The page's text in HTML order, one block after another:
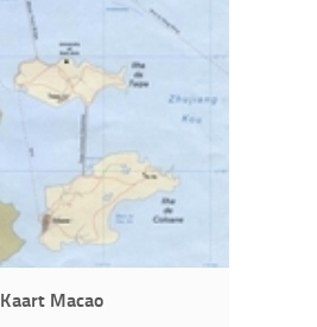
Kaart Macao